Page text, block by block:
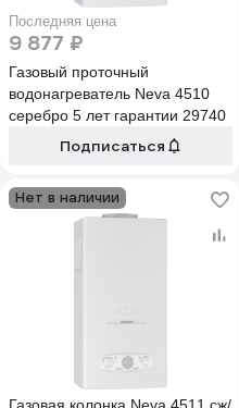
Последняя цена
9 877 ₽
Газовый проточный
водонагреватель Neva 4510
серебро 5 лет гарантии 29740
Подписаться
Нет в наличии